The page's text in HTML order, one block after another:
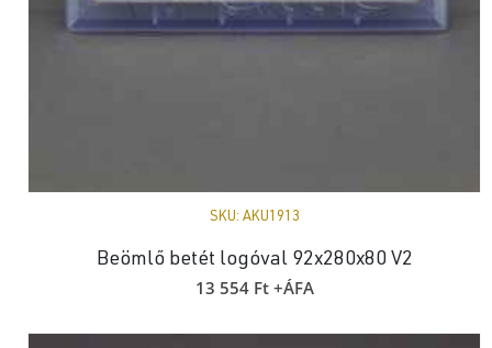
SKU: AKU1913
Beömlő betét logóval 92x280x80 V2
13 554 Ft+ÁFA